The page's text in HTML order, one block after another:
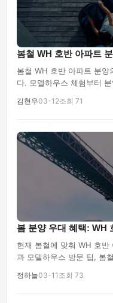
봄철 WH 호반 아파트
봄철 WH 호반 아파트 분양
다. 모델하우스 체험부터
김현우03-12조회 71
봄 분양 우대 혜택: WH
현재 봄철에 맞춰 WH 호반
과 모델하우스 방문 팁, 봄
정하늘03-11 조회 73